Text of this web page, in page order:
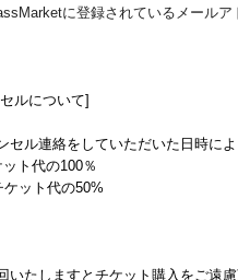
に登録されているメール
ルについて]
セル連絡をしていただいた日時によ
ト代の100％
ケット代の50%
いたしますとチケット購入をご遠